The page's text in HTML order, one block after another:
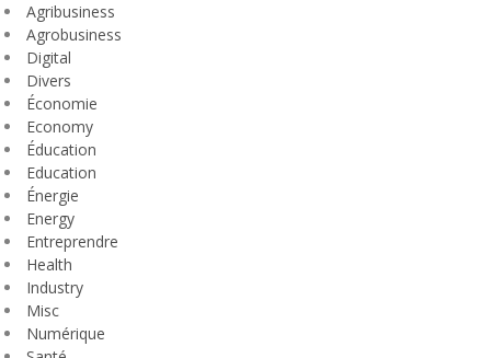
Agribusiness
Agrobusiness
Digital
Divers
Économie
Economy
Éducation
Education
Énergie
Energy
Entreprendre
Health
Industry
Misc
Numérique